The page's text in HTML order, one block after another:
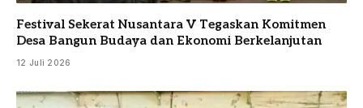
Festival Sekerat Nusantara V Tegaskan Komitmen
Desa Bangun Budaya dan Ekonomi Berkelanjutan
12 Juli 2026